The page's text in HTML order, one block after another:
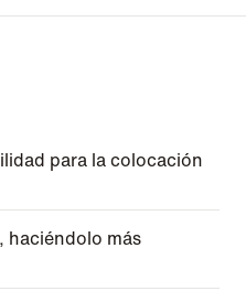
para la colocación
haciéndolo más